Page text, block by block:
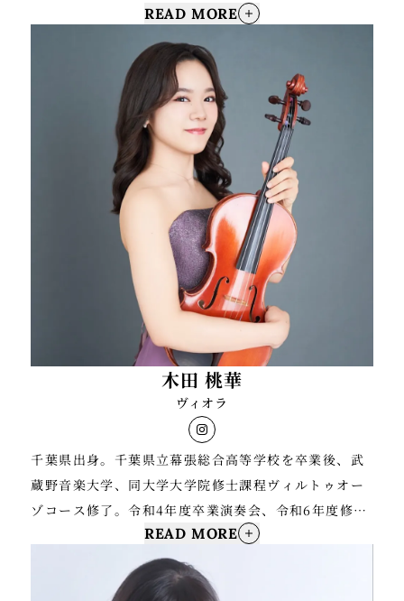
爾音楽塾オペラプロジェクト、ウィーン国立音楽大学
サマーセミナー、ル・ポン国際音楽祭等に参加、演奏
会出演。第16回日本演奏家コンクール弦楽器部門第一
位。第24回日本クラシック音楽コンクールヴィオラ部
門第三位（最高位）
新日本フィルハーモニー交響楽団ビオラ奏者。
READ MORE
木田 桃華
ヴィオラ
千葉県出身。千葉県立幕張総合高等学校を卒業後、武
蔵野音楽大学、同大学大学院修士課程ヴィルトゥオー
ゾコース修了。令和4年度卒業演奏会、令和6年度修士
課程修了生新人演奏会に出演。
SAKURA JAPAN MUSIC COMPETITION 2021ヴ
ィオラ部門にて3位入賞。
READ MORE